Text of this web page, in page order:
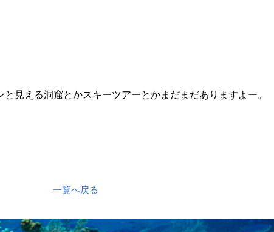
見える洞窟とかスキーツアーとかまだまだありますよー。
一覧へ戻る